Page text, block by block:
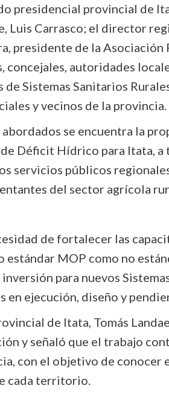
presidencial provincial de
Luis Carrasco; el director
presidente de la Asociación
concejales, autoridades
Sistemas Sanitarios
y vecinos de la provincia.
se encuentra la
Déficit Hídrico para Itata, a
servicios públicos
del sector agrícola
de fortalecer las
estándar MOP como no
para nuevos
ejecución, diseño y
de Itata, Tomás
y señaló que el trabajo
con el objetivo de conocer
cada territorio.